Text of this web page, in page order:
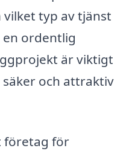
typ av tjänst
ordentlig
är viktigt
och attraktiv
företag för